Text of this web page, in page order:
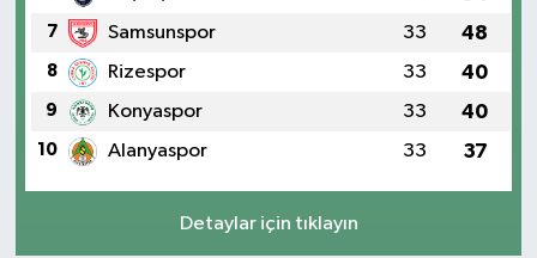
7 Samsunspor 33 48
8 Rizespor 33 40
9 Konyaspor 33 40
10 Alanyaspor 33 37
Detaylar için tıklayın